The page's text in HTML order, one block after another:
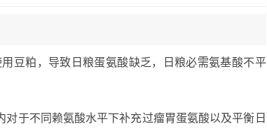
豆粕，导致日粮蛋氨酸缺乏，日粮必需氨基酸不平
于不同赖氨酸水平下补充过瘤胃蛋氨酸以及平衡日